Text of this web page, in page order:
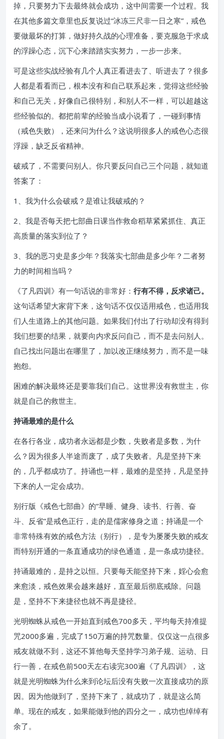
掉，只要努力下去最终就会成功，这中间需要一个过程。我
在其他多篇文章里也反复说过“冰冻三尺非一日之寒”，戒色
要做最坏的打算，做好持久战的心理准备，要克服急于求成
的浮躁心态，沉下心来踏踏实实努力，一步一步来。
可是这些实战经验有几个人真正看进去了、听进去了？很多
人都是看看而已，根本没有和自己联系起来，觉得这些经验
和自己无关，好像自己很特别，和别人不一样，可以超越这
些经验似的。都把前辈的经验当成小说看了，一碰到事情
（戒色失败），还来问为什么？这说明很多人的戒色心态很
浮躁，缺乏反省精神。
破戒了，不需要问别人。你只要反问自己三个问题，就知道
答案了：
1、我为什么会破戒？是谁让我破戒的？
2、我是否每天把七部曲日课当作救命稻草紧紧抓住、真正
高质量的落实到位了？
3、我的恶习史是多少年？我落实七部曲是多少年？二者努
力的时间相当吗？
《了凡四训》有一句话说的非常好： 行有不得，反求诸己。
这句话希望大家背下来，这句话不仅仅适用戒色，也适用我
们人生道路上的其他问题。如果我们付出了行动却没有得到
我们想要的结果，就要向内求反问自己，而不是去问别人。
自己找出问题出在哪里了，加以改正继续努力，而不是一味
抱怨。
困难的解决最终还是要靠我们自己。这世界没有救世主，你
就是自己的救世主。
持诵最难的是什么
在各行各业，成功者永远都是少数，失败者是多数，为什
么？因为很多人半途而废了，成了失败者。凡是坚持下来
的，几乎都成功了。持诵也一样，最难的是坚持，凡是坚持
下来的人一定会成功。
别行版《戒色七部曲》的“早睡、健身、读书、行善、奋
斗、反省”是戒色正行，走的是儒家修身之道；持诵是一个
非常特殊有效的戒色方法（别行），是专为屡屡失败的戒友
而特别开通的一条直通成功的绿色通道，是一条成功捷径。
持诵最难的，是持之以恒。只要每天能坚持下来，婬心会愈
来愈淡，戒色效果会越来越好，直至最后彻底戒除。问题
是，坚持不下来捷径也就不再是捷径。
光明蜘蛛从戒色一开始直到戒色700多天，平均每天持准提
咒2000多遍，完成了150万遍的持咒数量。仅仅这一点很多
戒友就做不到，这还不算他每天坚持学习弟子规、运动、日
行一善，在戒色前500天左右读完300遍《了凡四训》，这
就是光明蜘蛛为什么来到论坛后没有失败一次直接成功的原
因。因为他做到了，坚持下来了，就成功了，就是这么简
单。现在的戒友，如果能做到他的四分之一，成功也绰绰有
余了。